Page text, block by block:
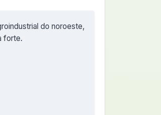
do noroeste,
forte.